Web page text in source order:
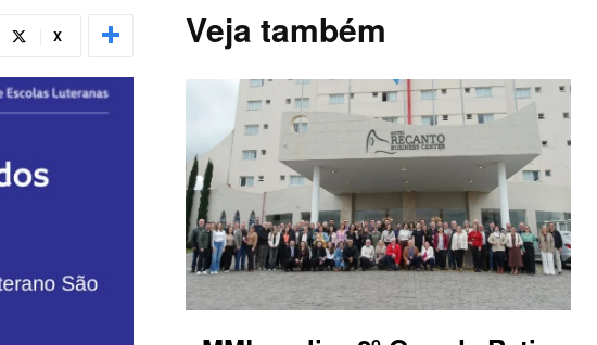
X Veja também